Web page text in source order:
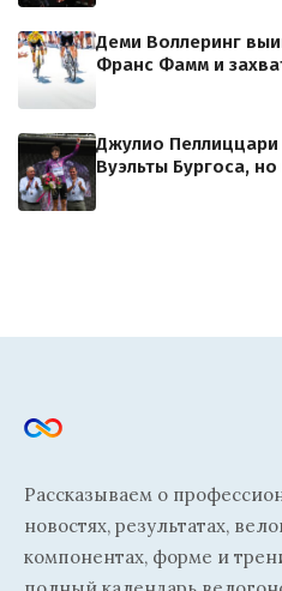
Деми Воллеринг
Франс Фамм и
Джулио
Вуэльты Бургоса,
Рассказываем о
новостях, результатах,
компонентах, форме и